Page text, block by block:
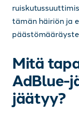
tämän häiriön ja
Mitä
AdBlue-
jäätyy?